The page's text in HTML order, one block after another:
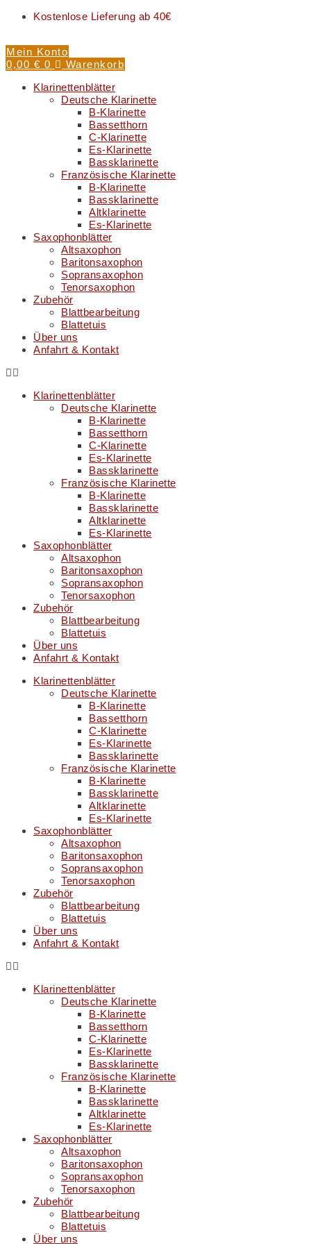
Kostenlose Lieferung ab 40€
Mein Konto
0,00 € 0
Warenkorb
Klarinettenblätter
Deutsche Klarinette
B-Klarinette
Bassetthorn
C-Klarinette
Es-Klarinette
Bassklarinette
Französische Klarinette
B-Klarinette
Bassklarinette
Altklarinette
Es-Klarinette
Saxophonblätter
Altsaxophon
Baritonsaxophon
Sopransaxophon
Tenorsaxophon
Zubehör
Blattbearbeitung
Blattetuis
Über uns
Anfahrt & Kontakt
Klarinettenblätter
Deutsche Klarinette
B-Klarinette
Bassetthorn
C-Klarinette
Es-Klarinette
Bassklarinette
Französische Klarinette
B-Klarinette
Bassklarinette
Altklarinette
Es-Klarinette
Saxophonblätter
Altsaxophon
Baritonsaxophon
Sopransaxophon
Tenorsaxophon
Zubehör
Blattbearbeitung
Blattetuis
Über uns
Anfahrt & Kontakt
Klarinettenblätter
Deutsche Klarinette
B-Klarinette
Bassetthorn
C-Klarinette
Es-Klarinette
Bassklarinette
Französische Klarinette
B-Klarinette
Bassklarinette
Altklarinette
Es-Klarinette
Saxophonblätter
Altsaxophon
Baritonsaxophon
Sopransaxophon
Tenorsaxophon
Zubehör
Blattbearbeitung
Blattetuis
Über uns
Anfahrt & Kontakt
Klarinettenblätter
Deutsche Klarinette
B-Klarinette
Bassetthorn
C-Klarinette
Es-Klarinette
Bassklarinette
Französische Klarinette
B-Klarinette
Bassklarinette
Altklarinette
Es-Klarinette
Saxophonblätter
Altsaxophon
Baritonsaxophon
Sopransaxophon
Tenorsaxophon
Zubehör
Blattbearbeitung
Blattetuis
Über uns